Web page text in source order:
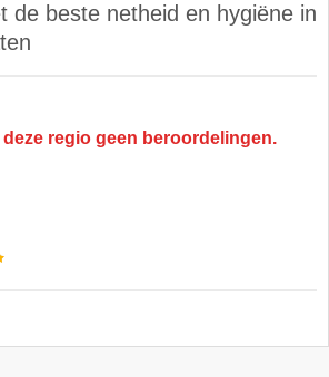
de beste netheid en hygiëne in
deze regio geen beroordelingen.